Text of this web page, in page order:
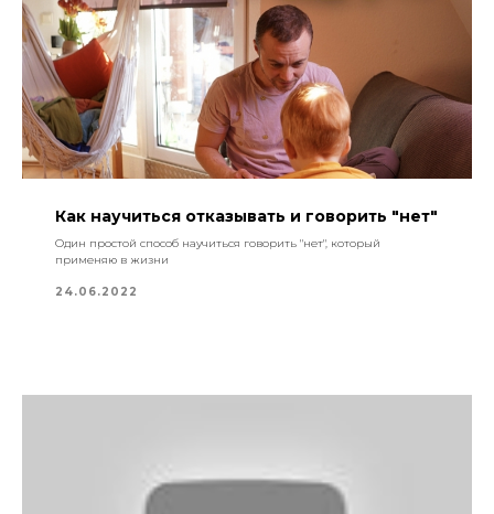
Как научиться отказывать и говорить "нет"
Один простой способ научиться говорить "нет", который
применяю в жизни
24.06.2022